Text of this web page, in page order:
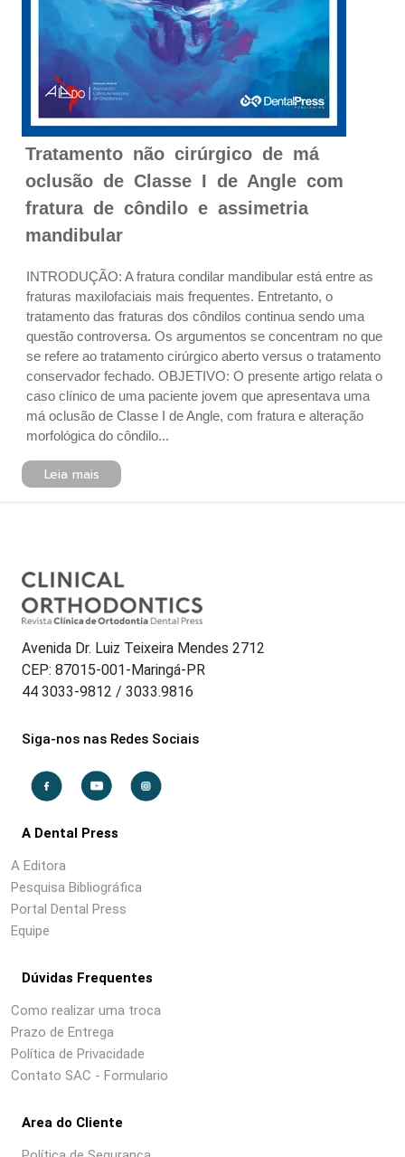
Tratamento não cirúrgico de má
oclusão de Classe I de Angle com
fratura de côndilo e assimetria
mandibular
INTRODUÇÃO: A fratura condilar mandibular está entre as
fraturas maxilofaciais mais frequentes. Entretanto, o
tratamento das fraturas dos côndilos continua sendo uma
questão controversa. Os argumentos se concentram no que
se refere ao tratamento cirúrgico aberto versus o tratamento
conservador fechado. OBJETIVO: O presente artigo relata o
caso clínico de uma paciente jovem que apresentava uma
má oclusão de Classe I de Angle, com fratura e alteração
morfológica do côndilo...
Leia mais
Avenida Dr. Luiz Teixeira Mendes 2712
CEP: 87015-001-Maringá-PR
44 3033-9812 / 3033.9816
Siga-nos nas Redes Sociais
A Dental Press
A Editora
Pesquisa Bibliográfica
Portal Dental Press
Equipe
Dúvidas Frequentes
Como realizar uma troca
Prazo de Entrega
Política de Privacidade
Contato SAC - Formulario
Area do Cliente